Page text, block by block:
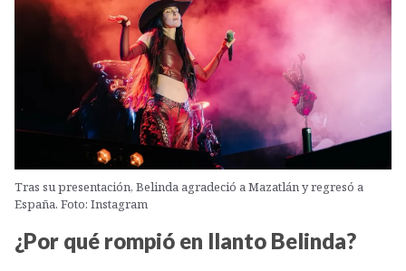
Tras su presentación, Belinda agradeció a Mazatlán y regresó a
España. Foto: Instagram
¿Por qué rompió en llanto Belinda?